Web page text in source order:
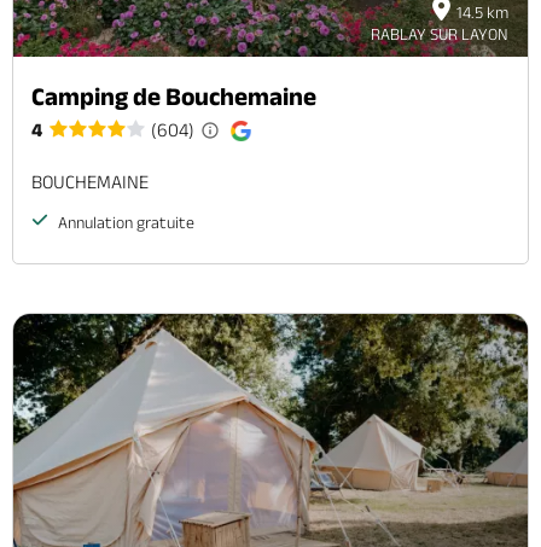
14.5 km
RABLAY SUR LAYON
Camping de Bouchemaine
4 (604)
BOUCHEMAINE
Annulation gratuite